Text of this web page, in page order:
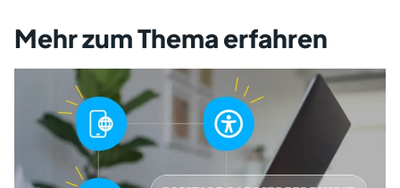
Mehr zum Thema erfahren